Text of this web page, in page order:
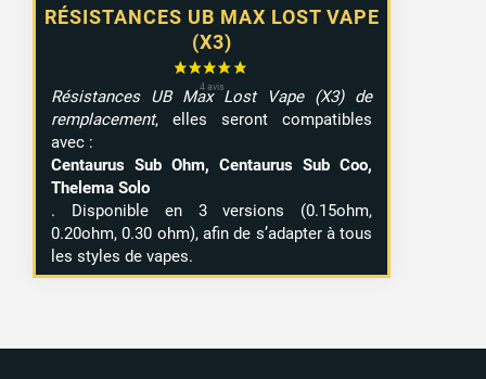
RÉSISTANCES UB MAX LOST VAPE
(X3)
Résistances UB Max Lost Vape (X3) de
remplacement, elles seront compatibles
avec :
Centaurus Sub Ohm, Centaurus Sub Coo,
Thelema Solo
. Disponible en 3 versions (0.15ohm,
0.20ohm, 0.30 ohm), afin de s’adapter à tous
les styles de vapes.